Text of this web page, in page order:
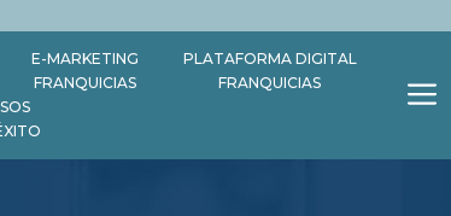
E-MARKETING
FRANQUICIAS
PLATAFORMA DIGITAL
FRANQUICIAS